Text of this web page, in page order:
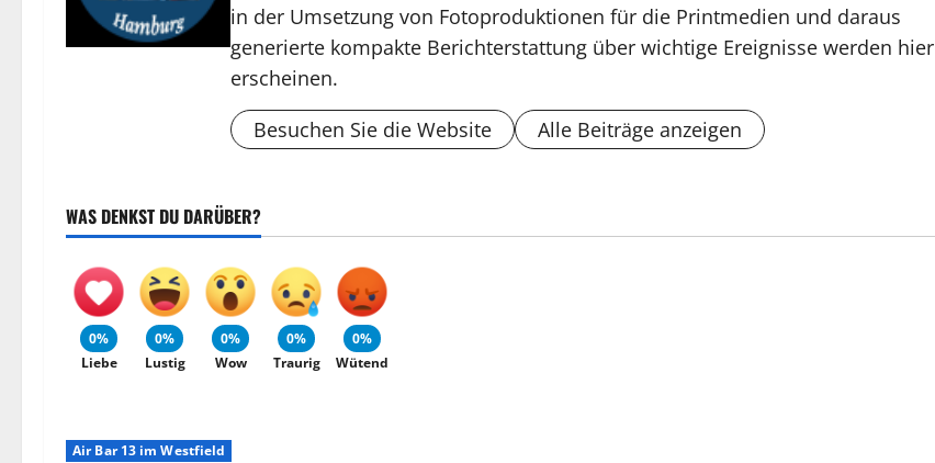
in der Umsetzung von Fotoproduktionen für die Printmedien und daraus
generierte kompakte Berichterstattung über wichtige Ereignisse werden hier
erscheinen.
Besuchen Sie die Website
Alle Beiträge anzeigen
WAS DENKST DU DARÜBER?
0%
Liebe
0%
Lustig
0%
Wow
0%
Traurig
0%
Wütend
Air Bar 13 im Westfield